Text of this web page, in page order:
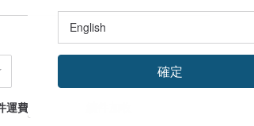
運費
確定